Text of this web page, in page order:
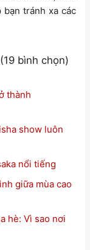
tránh xa các
bình chọn)
thành
show luôn
nổi tiếng
giữa mùa cao
hè: Vì sao nơi